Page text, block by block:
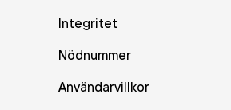
Integritet
Nödnummer
Användarvillkor